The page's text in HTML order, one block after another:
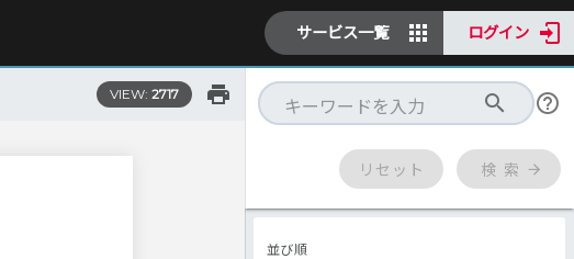
サービス一覧 ログイン
VIEW: 2717
リセット 検 索
並び順